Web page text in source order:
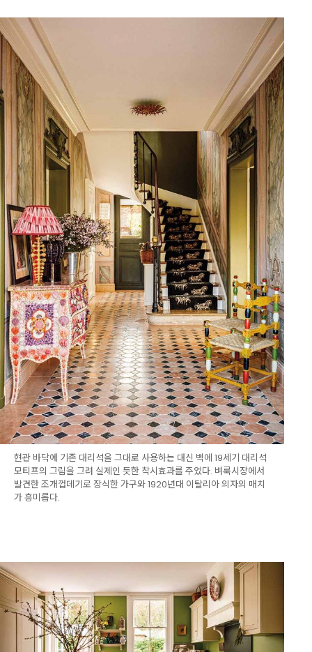
현관 바닥에 기존 대리석을 그대로 사용하는 대신 벽에 19세기 대리석
모티프의 그림을 그려 실제인 듯한 착시효과를 주었다. 벼룩시장에서
발견한 조개껍데기로 장식한 가구와 1920년대 이탈리아 의자의 매치
가 흥미롭다.